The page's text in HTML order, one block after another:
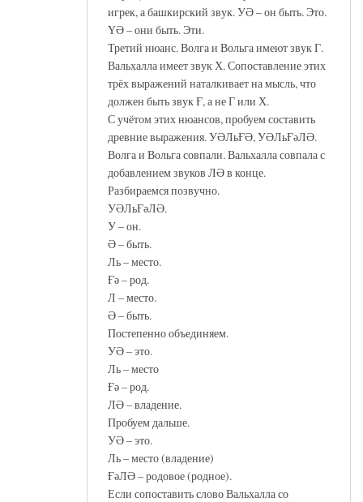
игрек, а башкирский звук. УӘ – он быть. Это.
ҮӘ – они быть. Эти.
Третий нюанс. Волга и Вольга имеют звук Г.
Вальхалла имеет звук Х. Сопоставление этих
трёх выражений наталкивает на мысль, что
должен быть звук Ғ, а не Г или Х.
С учётом этих нюансов, пробуем составить
древние выражения. УӘЛьҒӘ, УӘЛьҒәЛӘ.
Волга и Вольга совпали. Вальхалла совпала с
добавлением звуков ЛӘ в конце.
Разбираемся позвучно.
УӘЛьҒәЛӘ.
У – он.
Ә – быть.
Ль – место.
Ғә – род.
Л – место.
Ә – быть.
Постепенно объединяем.
УӘ – это.
Ль – место
Ғә – род.
ЛӘ – владение.
Пробуем дальше.
УӘ – это.
Ль – место (владение)
ҒәЛӘ – родовое (родное).
Если сопоставить слово Вальхалла со